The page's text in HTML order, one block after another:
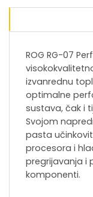
ROG RG-07
izvanrednu
optimalne
sustava, čak i
Svojom
pasta
procesora i
pregrijavanja i
komponenti.